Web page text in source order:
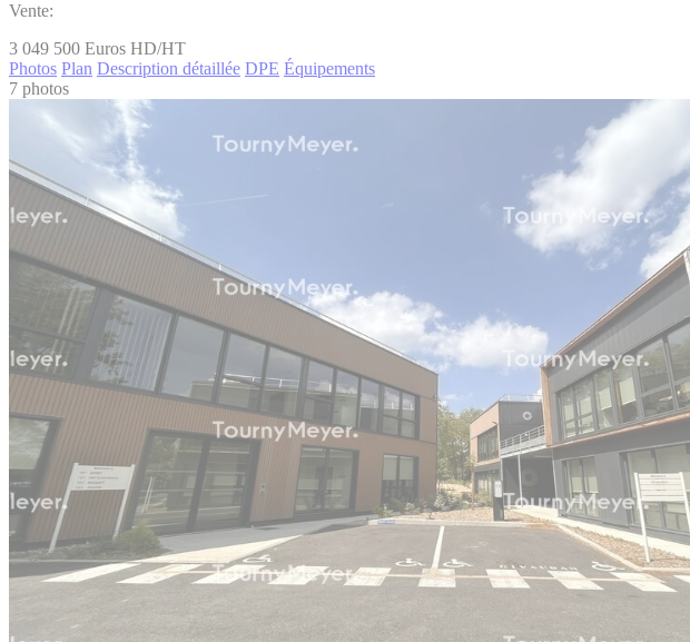
Vente:
3 049 500 Euros HD/HT
Photos Plan Description détaillée DPE Équipements
7 photos